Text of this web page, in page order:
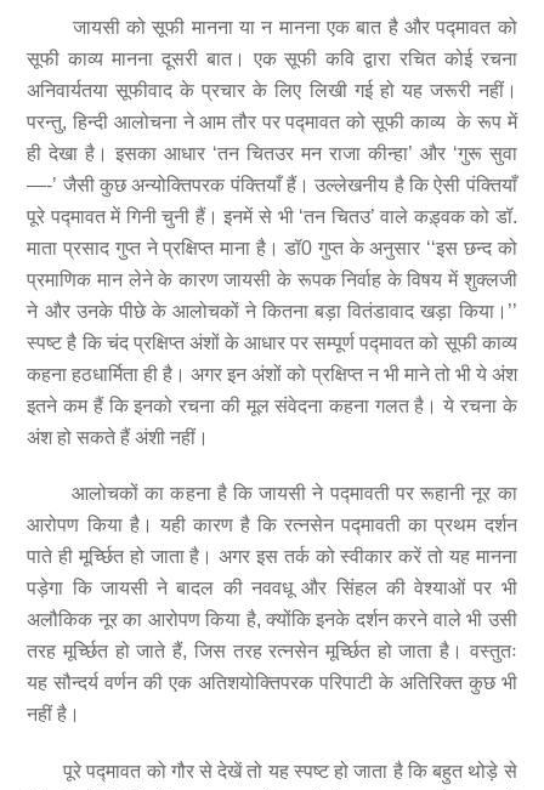
जायसी को सूफी मानना या न मानना एक बात है और पद्मावत को
सूफी काव्य मानना दूसरी बात। एक सूफी कवि द्वारा रचित कोई रचना
अनिवार्यतया सूफीवाद के प्रचार के लिए लिखी गई हो यह जरूरी नहीं।
परन्तु, हिन्दी आलोचना ने आम तौर पर पद्मावत को सूफी काव्य के रूप में
ही देखा है। इसका आधार ‘तन चितउर मन राजा कीन्हा’ और ‘गुरू सुवा
—-’ जैसी कुछ अन्योक्तिपरक पंक्तियाँ हैं। उल्लेखनीय है कि ऐसी पंक्तियाँ
पूरे पद्मावत में गिनी चुनी हैं। इनमें से भी ‘तन चितउ’ वाले कड़्वक को डॉ.
माता प्रसाद गुप्त ने प्रक्षिप्त माना है। डॉ0 गुप्त के अनुसार ‘‘इस छन्द को
प्रमाणिक मान लेने के कारण जायसी के रूपक निर्वाह के विषय में शुक्लजी
ने और उनके पीछे के आलोचकों ने कितना बड़ा वितंडावाद खड़ा किया।’’
स्पष्ट है कि चंद प्रक्षिप्त अंशों के आधार पर सम्पूर्ण पद्मावत को सूफी काव्य
कहना हठधार्मिता ही है। अगर इन अंशों को प्रक्षिप्त न भी माने तो भी ये अंश
इतने कम हैं कि इनको रचना की मूल संवेदना कहना गलत है। ये रचना के
अंश हो सकते हैं अंशी नहीं।
आलोचकों का कहना है कि जायसी ने पद्मावती पर रूहानी नूर का
आरोपण किया है। यही कारण है कि रत्नसेन पद्मावती का प्रथम दर्शन
पाते ही मूर्च्छित हो जाता है। अगर इस तर्क को स्वीकार करें तो यह मानना
पड़ेगा कि जायसी ने बादल की नववधू और सिंहल की वेश्याओं पर भी
अलौकिक नूर का आरोपण किया है, क्योंकि इनके दर्शन करने वाले भी उसी
तरह मूर्च्छित हो जाते हैं, जिस तरह रत्नसेन मूर्च्छित हो जाता है। वस्तुतः
यह सौन्दर्य वर्णन की एक अतिशयोक्तिपरक परिपाटी के अतिरिक्त कुछ भी
नहीं है।
पूरे पद्मावत को गौर से देखें तो यह स्पष्ट हो जाता है कि बहुत थोड़े से